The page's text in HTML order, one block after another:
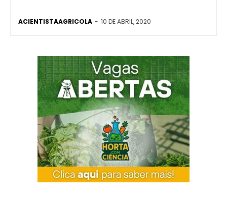
ACIENTISTAAGRICOLA - 10 DE ABRIL, 2020